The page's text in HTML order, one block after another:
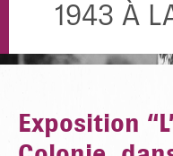
1943 À
Exposition